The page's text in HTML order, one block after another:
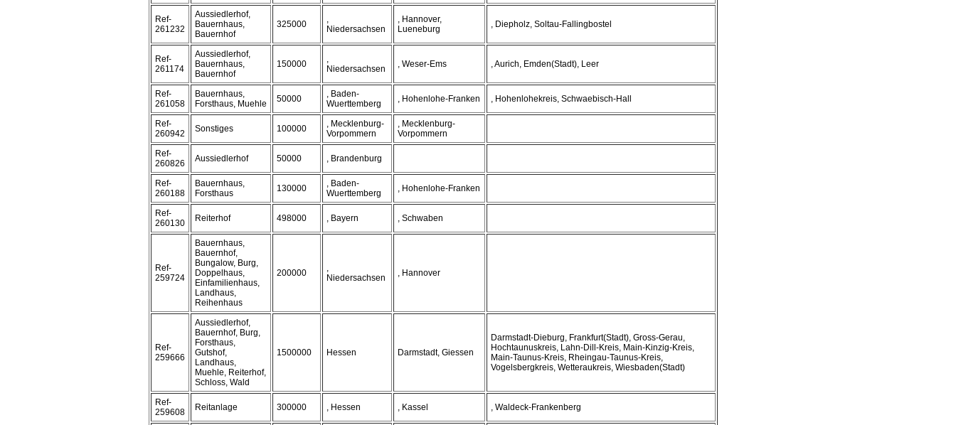
Ref-
261232
Aussiedlerhof,
Bauernhaus,
Bauernhof
325000
,
Niedersachsen
, Hannover,
Lueneburg
, Diepholz, Soltau-Fallingbostel
Ref-
261174
Aussiedlerhof,
Bauernhaus,
Bauernhof
150000
,
Niedersachsen
, Weser-Ems , Aurich, Emden(Stadt), Leer
Ref-
261058
Bauernhaus,
Forsthaus, Muehle
50000
, Baden-
Wuerttemberg
, Hohenlohe-Franken , Hohenlohekreis, Schwaebisch-Hall
Ref-
260942
Sonstiges 100000
, Mecklenburg-
Vorpommern
, Mecklenburg-
Vorpommern
Ref-
260826
Aussiedlerhof 50000 , Brandenburg
Ref-
260188
Bauernhaus,
Forsthaus
130000
, Baden-
Wuerttemberg
, Hohenlohe-Franken
Ref-
260130
Reiterhof 498000 , Bayern , Schwaben
Ref-
259724
Bauernhaus,
Bauernhof,
Bungalow, Burg,
Doppelhaus,
Einfamilienhaus,
Landhaus,
Reihenhaus
200000
,
Niedersachsen
, Hannover
Ref-
259666
Aussiedlerhof,
Bauernhof, Burg,
Forsthaus,
Gutshof,
Landhaus,
Muehle, Reiterhof,
Schloss, Wald
1500000 Hessen Darmstadt, Giessen
Darmstadt-Dieburg, Frankfurt(Stadt), Gross-Gerau,
Hochtaunuskreis, Lahn-Dill-Kreis, Main-Kinzig-Kreis,
Main-Taunus-Kreis, Rheingau-Taunus-Kreis,
Vogelsbergkreis, Wetteraukreis, Wiesbaden(Stadt)
Ref-
259608
Reitanlage 300000 , Hessen , Kassel , Waldeck-Frankenberg